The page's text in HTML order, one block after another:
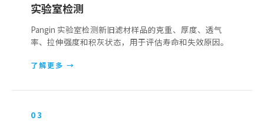
实验室检测
Pangin 实验室检测新旧滤材样品的克重、厚度、透气
率、拉伸强度和积灰状态，用于评估寿命和失效原因。
了解更多 →
03